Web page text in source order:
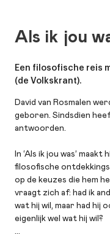
Als ik jou
Een filosofische reis
(de Volkskrant).
David van Rosmalen
geboren. Sindsdien
antwoorden.
In ‘Als ik jou was’
filosofische
op de keuzes die hem
vraagt zich af: had ik
wat hij wil, maar had hij
eigenlijk wel wat hij wil?